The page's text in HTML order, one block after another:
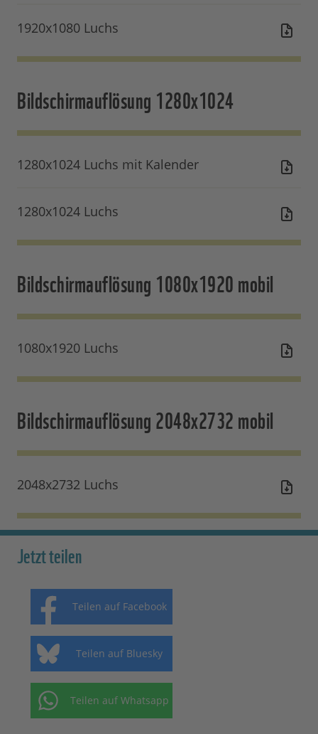
1920x1080 Luchs
Bildschirmauflösung 1280x1024
1280x1024 Luchs mit Kalender
1280x1024 Luchs
Bildschirmauflösung 1080x1920 mobil
1080x1920 Luchs
Bildschirmauflösung 2048x2732 mobil
2048x2732 Luchs
Jetzt teilen
Teilen auf Facebook
Teilen auf Bluesky
Teilen auf Whatsapp